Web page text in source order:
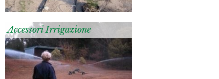
Accessori Irrigazione